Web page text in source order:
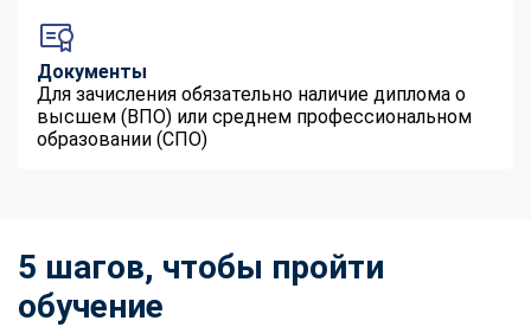
Документы
Для зачисления обязательно наличие диплома о
высшем (ВПО) или среднем профессиональном
образовании (СПО)
5 шагов, чтобы пройти
обучение